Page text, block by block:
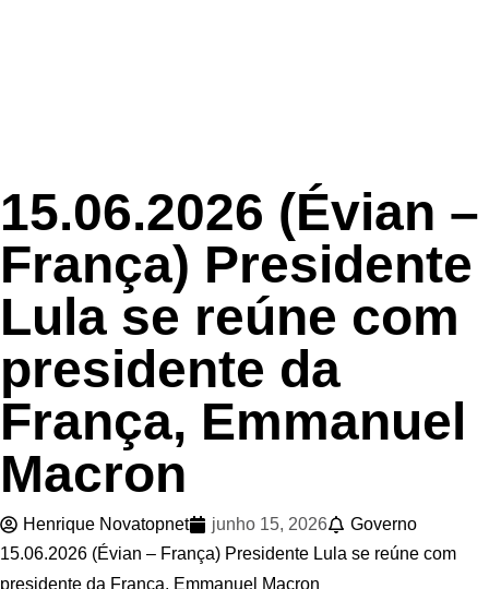
15.06.2026 (Évian –
França) Presidente
Lula se reúne com
presidente da
França, Emmanuel
Macron
Henrique Novatopnet junho 15, 2026
Governo
15.06.2026 (Évian – França) Presidente Lula se reúne com
presidente da França, Emmanuel Macron